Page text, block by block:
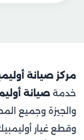
مركز صيانة
خدمة صيانة
والجيزة وجميع
وقطع غيار